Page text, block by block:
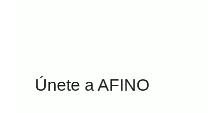
Únete a AFINO